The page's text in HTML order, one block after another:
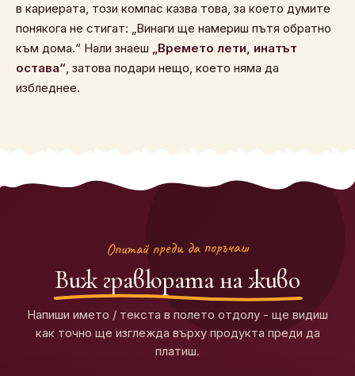
в кариерата, този компас казва това, за което думите
понякога не стигат: „Винаги ще намериш пътя обратно
към дома.“ Нали знаеш „Времето лети, инатът
остава“, затова подари нещо, което няма да
избледнее.
Опитай преди да поръчаш
Виж гравюрата на живо
Напиши името / текста в полето отдолу - ще видиш
как точно ще изглежда върху продукта преди да
платиш.